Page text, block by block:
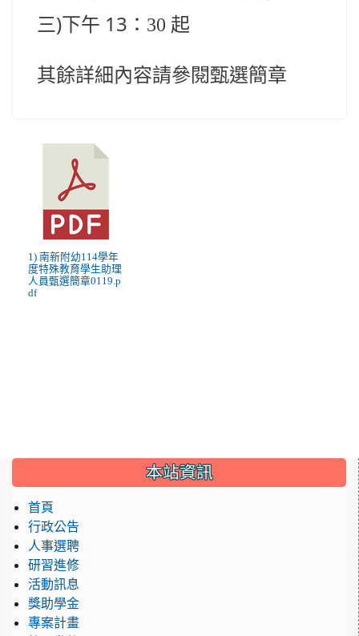
三)下午 13 ：30 起
其餘詳細內容請參閱甄選簡章
1) 南新附幼114學年
度特殊教育學生助理
人員甄選簡章0119.p
df
::: 本站資訊
首頁
行政公告
人事選聘
研習進修
活動訊息
獎助學金
專案計畫